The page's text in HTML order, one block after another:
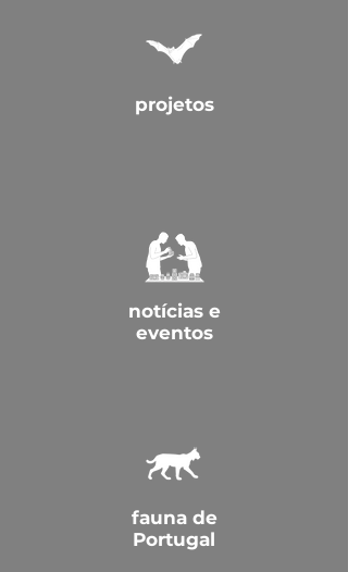
projetos
notícias e
eventos
fauna de
Portugal